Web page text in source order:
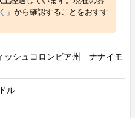
」から確認することをおすす
シュコロンビア州 ナナイモ
ル